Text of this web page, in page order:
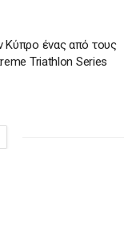
Κύπρο ένας από τους
Triathlon Series